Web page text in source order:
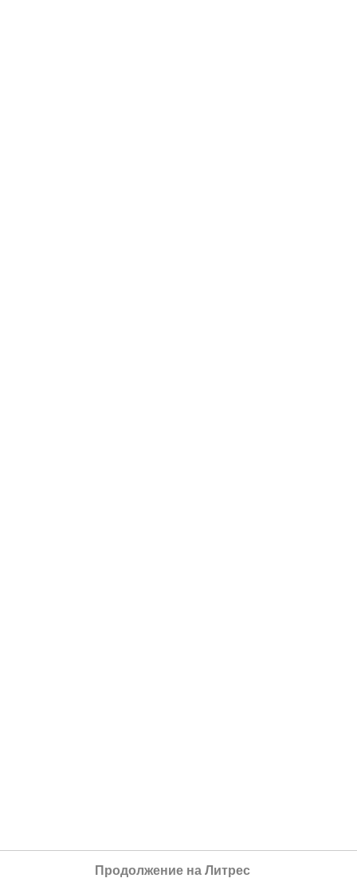
Продолжение на Литрес